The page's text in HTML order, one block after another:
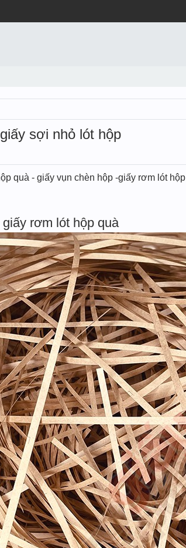
sợi nhỏ lót hộp
quà - giấy vụn chèn hộp -giấy rơm lót hộp
rơm lót hộp quà